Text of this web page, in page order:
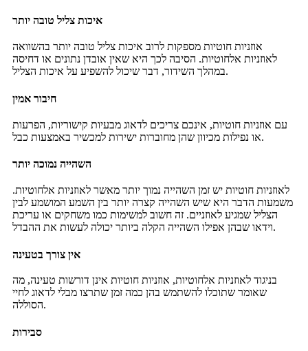
איכות צליל טובה יותר
אוזניות חוטיות מספקות לרוב איכות צליל טובה יותר בהשוואה
לאוזניות אלחוטיות. הסיבה לכך היא שאין אובדן נתונים או דחיסה
במהלך השידור, דבר שיכול להשפיע על איכות הצליל.
חיבור אמין
עם אוזניות חוטיות, אינכם צריכים לדאוג מבעיות קישוריות, הפרעות
או נפילות מכיוון שהן מחוברות ישירות למכשיר באמצעות כבל.
השהייה נמוכה יותר
לאוזניות חוטיות יש זמן השהייה נמוך יותר מאשר לאוזניות אלחוטיות.
משמעות הדבר היא שיש השהייה קצרה יותר בין השמע המושמע לבין
הצליל שמגיע לאוזניים. זה חשוב למשימות כמו משחקים או עריכת
וידאו שבהן אפילו השהייה הקלה ביותר יכולה לעשות את ההבדל.
אין צורך בטעינה
בניגוד לאוזניות אלחוטיות, אוזניות חוטיות אינן דורשות טעינה, מה
שאומר שתוכלו להשתמש בהן כמה זמן שתרצו מבלי לדאוג לחיי
הסוללה.
סבירות